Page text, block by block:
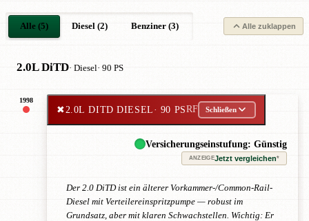
Alle (5) Diesel (2) Benziner (3) Alle zuklappen
2.0L DiTD· Diesel· 90 PS
1998
✖2.0L DITD DIESEL· 90 PSRF Schließen
Versicherungseinstufung: Günstig
ANZEIGEJetzt vergleichen*
Der 2.0 DiTD ist ein älterer Vorkammer-/Common-Rail-
Diesel mit Verteilereinspritzpumpe — robust im
Grundsatz, aber mit klaren Schwachstellen. Wichtig: Er